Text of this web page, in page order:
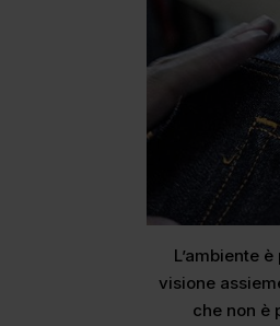
L’ambiente
visione
che non è